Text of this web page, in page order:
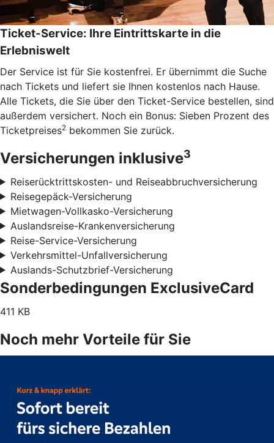
Ticket-Service: Ihre Eintrittskarte in die
Erlebniswelt
Der Service ist für Sie kostenfrei. Er übernimmt die Suche
nach Tickets und liefert sie Ihnen kostenlos nach Hause.
Alle Tickets, die Sie über den Ticket-Service bestellen, sind
außerdem versichert. Noch ein Bonus: Sieben Prozent des
Ticketpreises2 bekommen Sie zurück.
Versicherungen inklusive3
Reiserücktrittskosten- und Reiseabbruchversicherung
Reisegepäck-Versicherung
Mietwagen-Vollkasko-Versicherung
Auslandsreise-Krankenversicherung
Reise-Service-Versicherung
Verkehrsmittel-Unfallversicherung
Auslands-Schutzbrief-Versicherung
Sonderbedingungen ExclusiveCard
411 KB
Noch mehr Vorteile für Sie